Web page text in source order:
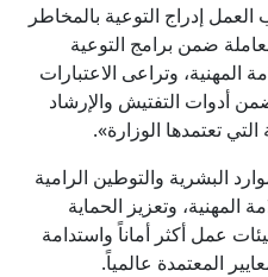
إدراج التوعية بالمخاطر
ضمن برامج التوعية
المهنية، وتراعى الاعتبارات
أدوات التفتيش والإرشاد
تعتمدها الوزارة».
البشرية والتوطين الرامية
وتعزيز الحماية
عمل أكثر أماناً واستدامة
المعتمدة عالمياً.